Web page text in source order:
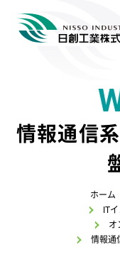
情報通信
ホーム
IT
オ
情報通